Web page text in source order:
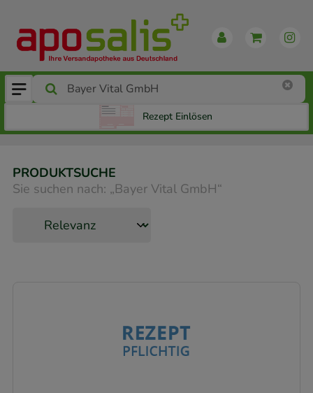
Rezept Einlösen
PRODUKTSUCHE
Sie suchen nach: „Bayer Vital GmbH“